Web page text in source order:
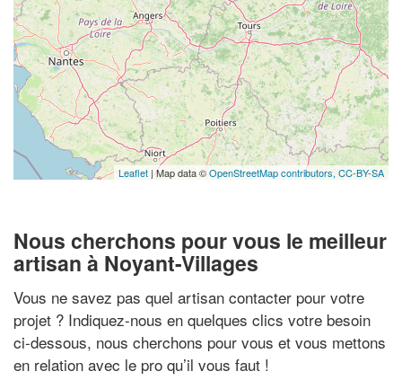
Leaflet | Map data ©OpenStreetMap contributors,CC-BY-SA
Nous cherchons pour vous le meilleur
artisan à Noyant-Villages
Vous ne savez pas quel artisan contacter pour votre
projet ? Indiquez-nous en quelques clics votre besoin
ci-dessous, nous cherchons pour vous et vous mettons
en relation avec le pro qu’il vous faut !